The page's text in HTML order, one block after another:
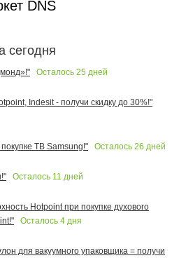
DNS
сегодня
Осталось 25 дней
Indesit - получи скидку до 30%!"
ТВ Samsung!"
Осталось 26 дней
Осталось 11 дней
Hotpoint при покупке духового
Осталось 4 дня
для вакуумного упаковщика = получи